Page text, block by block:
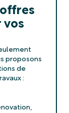
vos
proposons
de
: